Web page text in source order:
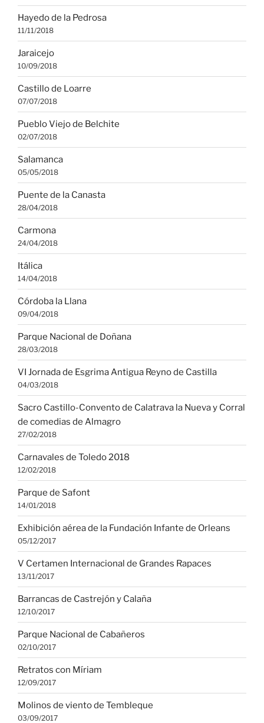
Hayedo de la Pedrosa
11/11/2018
Jaraicejo
10/09/2018
Castillo de Loarre
07/07/2018
Pueblo Viejo de Belchite
02/07/2018
Salamanca
05/05/2018
Puente de la Canasta
28/04/2018
Carmona
24/04/2018
Itálica
14/04/2018
Córdoba la Llana
09/04/2018
Parque Nacional de Doñana
28/03/2018
VI Jornada de Esgrima Antigua Reyno de Castilla
04/03/2018
Sacro Castillo-Convento de Calatrava la Nueva y Corral
de comedias de Almagro
27/02/2018
Carnavales de Toledo 2018
12/02/2018
Parque de Safont
14/01/2018
Exhibición aérea de la Fundación Infante de Orleans
05/12/2017
V Certamen Internacional de Grandes Rapaces
13/11/2017
Barrancas de Castrejón y Calaña
12/10/2017
Parque Nacional de Cabañeros
02/10/2017
Retratos con Míriam
12/09/2017
Molinos de viento de Tembleque
03/09/2017